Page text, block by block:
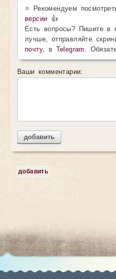
⭐ Рекомендуем
версии 👍
Есть вопросы? Пишите в
лучше, отправляйте
почту, в Telegram .
Ваши комментарии:
добавить
добавить